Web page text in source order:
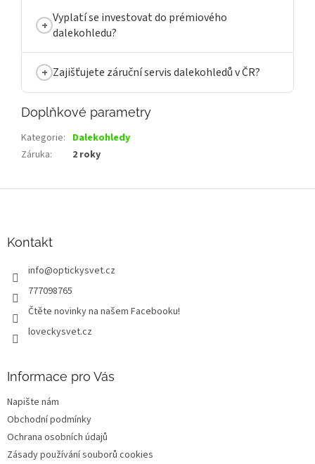
Vyplatí se investovat do prémiového
dalekohledu?
Zajišťujete záruční servis dalekohledů v ČR?
Doplňkové parametry
Kategorie: Dalekohledy
Záruka: 2 roky
Kontakt
info@optickysvet.cz
777098765
Čtěte novinky na našem Facebooku!
loveckysvet.cz
Informace pro Vás
Napište nám
Obchodní podmínky
Ochrana osobních údajů
Zásady používání souborů cookies